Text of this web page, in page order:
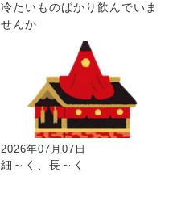
冷たいものばかり飲んでいま
せんか
2026年07月07日
細～く、長～く